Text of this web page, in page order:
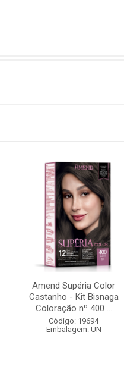
Amend Supéria Color
Castanho - Kit Bisnaga
Coloração nº 400 ...
Código: 19694
Embalagem: UN